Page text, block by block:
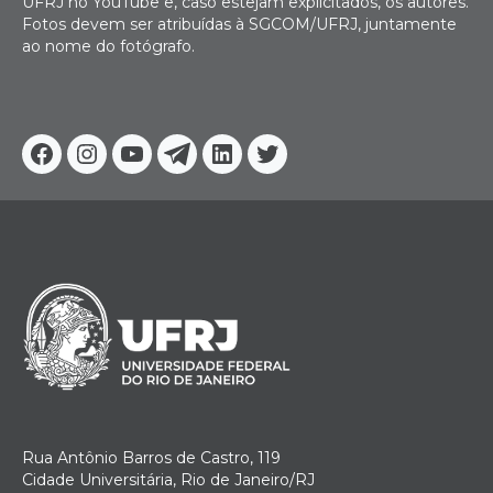
Facebook
Instagram
YoutubeTelegram
Linkedin
Twitter
Fotos devem ser atribuídas à SGCOM/UFRJ, juntamente
ao nome do fotógrafo.
Rua Antônio Barros de Castro, 119
Cidade Universitária, Rio de Janeiro/RJ